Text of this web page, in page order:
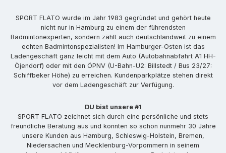
SPORT FLATO wurde im Jahr 1983 gegründet und gehört heute
nicht nur in Hamburg zu einem der führendsten
Badmintonexperten, sondern zählt auch deutschlandweit zu einem
echten Badmintonspezialisten! Im Hamburger-Osten ist das
Ladengeschäft ganz leicht mit dem Auto (Autobahnabfahrt A1 HH-
Öjendorf) oder mit den ÖPNV (U-Bahn-U2: Billstedt / Bus 23/27:
Schiffbeker Höhe) zu erreichen. Kundenparkplätze stehen direkt
vor dem Ladengeschäft zur Verfügung.
DU bist unsere #1
SPORT FLATO zeichnet sich durch eine persönliche und stets
freundliche Beratung aus und konnten so schon nunmehr 30 Jahre
unsere Kunden aus Hamburg, Schleswig-Holstein, Bremen,
Niedersachen und Mecklenburg-Vorpommern in seinem